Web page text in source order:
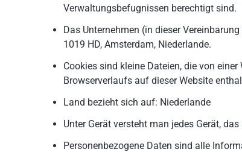
Verwaltungsbefugnissen berechtigt sind.
Das Unternehmen (in dieser
1019 HD, Amsterdam, Niederlande.
Cookies sind kleine Dateien, die von
Browserverlaufs auf dieser Website
Land bezieht sich auf: Niederlande
Unter Gerät versteht man jedes Gerät,
Personenbezogene Daten sind alle